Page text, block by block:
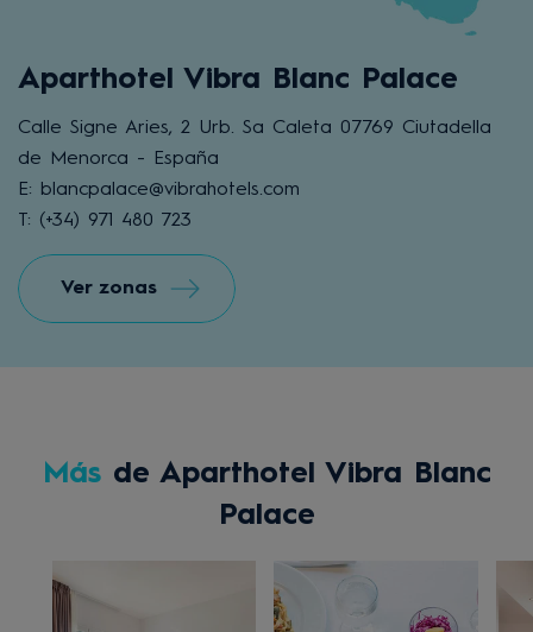
Aparthotel Vibra Blanc Palace
Calle Signe Aries, 2 Urb. Sa Caleta 07769 Ciutadella
de Menorca - España
E: blancpalace@vibrahotels.com
T: (+34) 971 480 723
Ver zonas
Másde Aparthotel Vibra Blanc
Palace